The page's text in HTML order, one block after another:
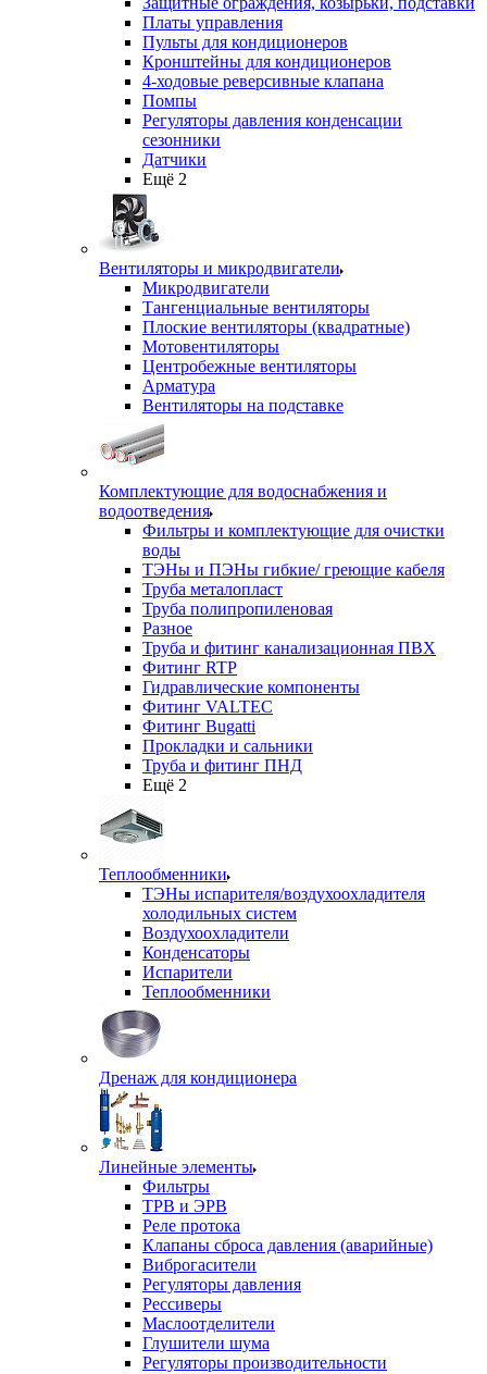
Платы управления
Пульты для кондиционеров
Кронштейны для кондиционеров
4-ходовые реверсивные клапана
Помпы
Регуляторы давления конденсации
сезонники
Датчики
Ещё 2
Вентиляторы и микродвигатели
Микродвигатели
Тангенциальные вентиляторы
Плоские вентиляторы (квадратные)
Мотовентиляторы
Центробежные вентиляторы
Арматура
Вентиляторы на подставке
Комплектующие для водоснабжения и
водоотведения
Фильтры и комплектующие для очистки
воды
ТЭНы и ПЭНы гибкие/ греющие кабеля
Труба металопласт
Труба полипропиленовая
Разное
Труба и фитинг канализационная ПВХ
Фитинг RTP
Гидравлические компоненты
Фитинг VALTEC
Фитинг Bugatti
Прокладки и сальники
Труба и фитинг ПНД
Ещё 2
Теплообменники
ТЭНы испарителя/воздухоохладителя
холодильных систем
Воздухоохладители
Конденсаторы
Испарители
Теплообменники
Дренаж для кондиционера
Линейные элементы
Фильтры
ТРВ и ЭРВ
Реле протока
Клапаны сброса давления (аварийные)
Виброгасители
Регуляторы давления
Рессиверы
Маслоотделители
Глушители шума
Регуляторы производительности